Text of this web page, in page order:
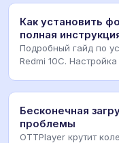
Как установить
полная
Подробный гайд по
Redmi 10C.
Бесконечная
проблемы
OTTPlayer крутит